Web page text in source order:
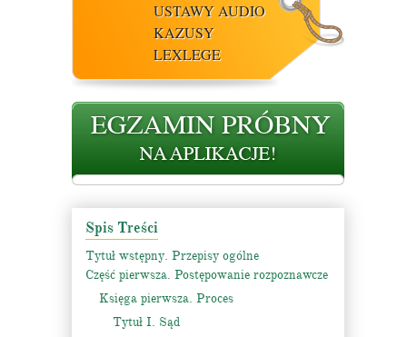
USTAWY AUDIO
KAZUSY
LEXLEGE
Spis Treści
Tytuł wstępny. Przepisy ogólne
Część pierwsza. Postępowanie rozpoznawcze
Księga pierwsza. Proces
Tytuł I. Sąd